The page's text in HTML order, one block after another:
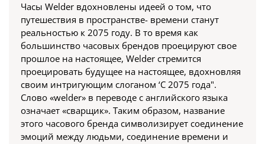
Часы Welder вдохновлены идеей о том, что
путешествия в пространстве- времени станут
реальностью к 2075 году. В то время как
большинство часовых брендов проецируют свое
прошлое на настоящее, Welder стремится
проецировать будущее на настоящее, вдохновляя
своим интригующим слоганом ‘С 2075 года".
Слово «welder» в переводе с английского языка
означает «сварщик». Таким образом, название
этого часового бренда символизирует соединение
эмоций между людьми, соединение времени и